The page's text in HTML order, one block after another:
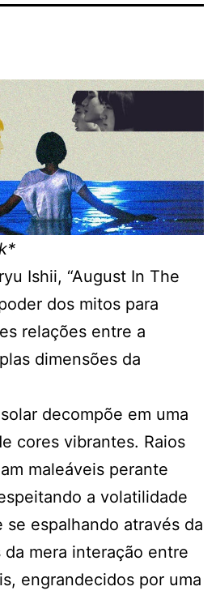
Ishii, “August In The
dos mitos para
relações entre a
dimensões da
decompõe em uma
cores vibrantes. Raios
maleáveis perante
a volatilidade
se espalhando através da
da mera interação entre
engrandecidos por uma